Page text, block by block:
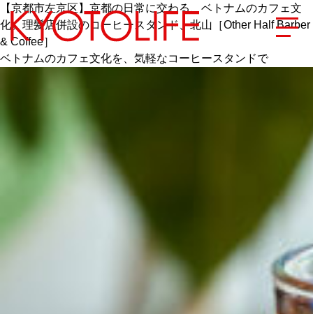
地図から探す
カテゴリーから探す
【京都市左京区】京都の日常に交わる、ベトナムのカフェ文
化。理髪店併設のコーヒースタンド、北山［Other Half Barber
& Coffee］
ベトナムのカフェ文化を、気軽なコーヒースタンドで